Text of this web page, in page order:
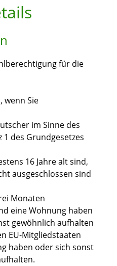
für die
wenn Sie
im Sinne des
1 des Grundgesetzes
16 Jahre alt sind,
ausgeschlossen sind
Monaten
eine Wohnung haben
gewöhnlich aufhalten
EU-Mitgliedstaaten
haben oder sich sonst